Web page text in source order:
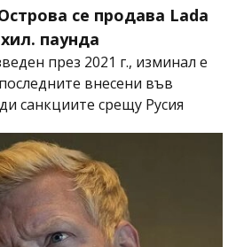
се продава Lada
паунда
през 2021 г., изминал е
внесени във
санкциите срещу Русия